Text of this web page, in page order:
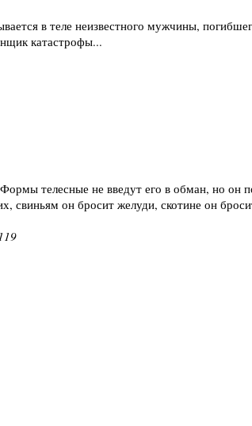
в теле неизвестного мужчины,
катастрофы...
телесные не введут его в обман, но
он бросит желуди, скотине он